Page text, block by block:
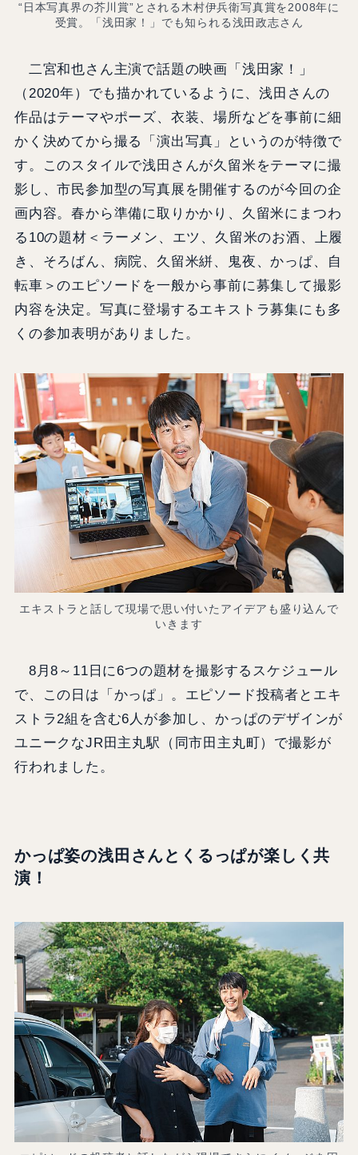
“日本写真界の芥川賞”とされる木村伊兵衛写真賞を2008年に
受賞。「浅田家！」でも知られる浅田政志さん
二宮和也さん主演で話題の映画「浅田家！」
（2020年）でも描かれているように、浅田さんの
作品はテーマやポーズ、衣装、場所などを事前に細
かく決めてから撮る「演出写真」というのが特徴で
す。このスタイルで浅田さんが久留米をテーマに撮
影し、市民参加型の写真展を開催するのが今回の企
画内容。春から準備に取りかかり、久留米にまつわ
る10の題材＜ラーメン、エツ、久留米のお酒、上履
き、そろばん、病院、久留米絣、鬼夜、かっぱ、自
転車＞のエピソードを一般から事前に募集して撮影
内容を決定。写真に登場するエキストラ募集にも多
くの参加表明がありました。
エキストラと話して現場で思い付いたアイデアも盛り込んで
いきます
8月8～11日に6つの題材を撮影するスケジュール
で、この日は「かっぱ」。エピソード投稿者とエキ
ストラ2組を含む6人が参加し、かっぱのデザインが
ユニークなJR田主丸駅（同市田主丸町）で撮影が
行われました。
かっぱ姿の浅田さんとくるっぱが楽しく共
演！